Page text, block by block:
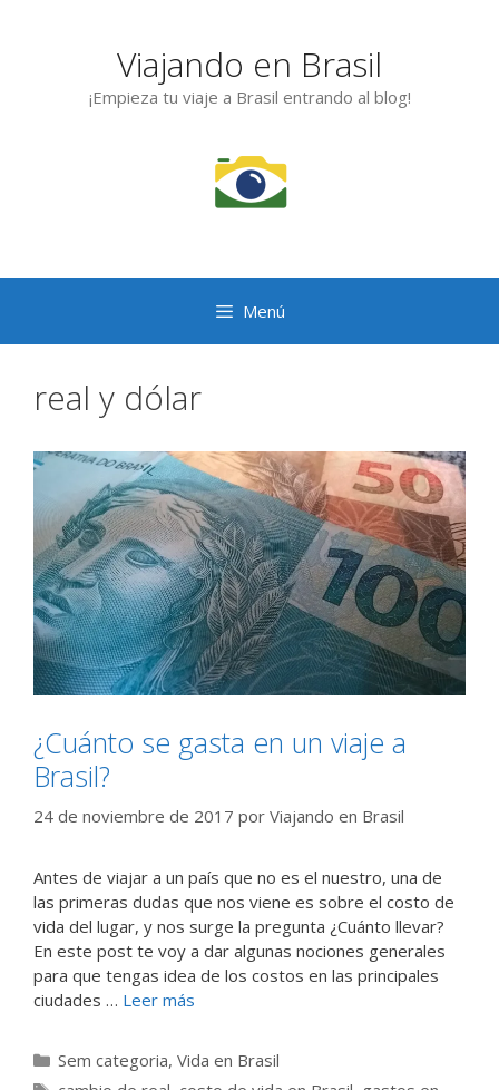
Viajando en Brasil
¡Empieza tu viaje a Brasil entrando al blog!
Menú
real y dólar
¿Cuánto se gasta en un viaje a
Brasil?
24 de noviembre de 2017 por Viajando en Brasil
Antes de viajar a un país que no es el nuestro, una de
las primeras dudas que nos viene es sobre el costo de
vida del lugar, y nos surge la pregunta ¿Cuánto llevar?
En este post te voy a dar algunas nociones generales
para que tengas idea de los costos en las principales
ciudades … Leer más
Categorías
Sem categoria, Vida en Brasil